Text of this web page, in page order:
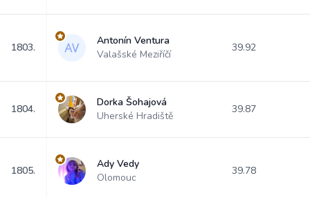
1803.
Antonín Ventura
Valašské Meziříčí
39.92
1804.
Dorka Šohajová
Uherské Hradiště
39.87
1805.
Ady Vedy
Olomouc
39.78